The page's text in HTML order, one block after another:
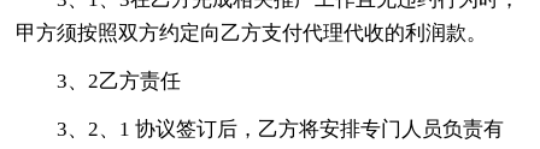
甲方须按照双方约定向乙方支付代理代收的利润款。
3、2乙方责任
3、2、1 协议签订后，乙方将安排专门人员负责有